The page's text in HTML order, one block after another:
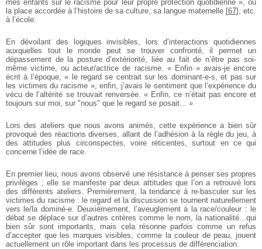
mes enfants sur le racisme pour leur propre protection quotidienne », ou
la place accordée à l’histoire de sa culture, sa langue maternelle [67] , etc.
à l’école.
En dévoilant des logiques invisibles, lors d’interactions quotidiennes
auxquelles tout le monde peut se trouver confronté, il permet un
dépassement de la posture d’extériorité, liée au fait de n’être pas soi-
même victime, ou acteur/actrice de racisme. « Enfin » avais-je encore
écrit à l’époque, « le regard se centrait sur les dominant-e-s, et pas sur
les victimes du racisme », enfin, j’avais le sentiment que l’expérience du
vécu de l’altérité se trouvait renversée. « Enfin, ce n’était pas encore et
toujours sur moi, sur "nous" que le regard se posait... »
Lors des ateliers que nous avons animés, cette expérience a bien sûr
provoqué des réactions diverses, allant de l’adhésion à la règle du jeu, à
des attitudes plus circonspectes, voire réticentes, surtout en ce qui
concerne l’idée de race.
En premier lieu, nous avons observé une résistance à penser ses propres
privilèges ; elle se manifeste par deux attitudes que l’on a retrouvé lors
des différents ateliers. Premièrement, la tendance à re-basculer sur les
victimes du racisme : le regard et la discussion se tournent naturellement
vers le/la dominé-e. Deuxièmement, l’aveuglement à la race/couleur : le
débat se déplace sur d’autres critères comme le nom, la nationalité...qui
bien sûr sont importants, mais cela résonne parfois comme un refus
d’accepter que les marques visibles, comme la couleur de peau, jouent
actuellement un rôle important dans les processus de différenciation.